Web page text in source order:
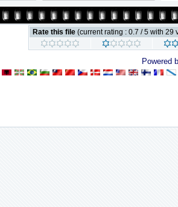
Rate this file (current rating : 0.7 / 5 with 29
Powered